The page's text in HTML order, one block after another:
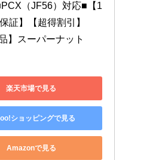
（JF56）対応■【1
証】【超得割引】
】スーパーナット
楽天市場で見る
ショッピングで見る
Amazonで見る